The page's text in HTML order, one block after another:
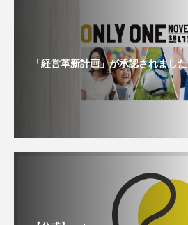
「経営革新計画」が承認されました